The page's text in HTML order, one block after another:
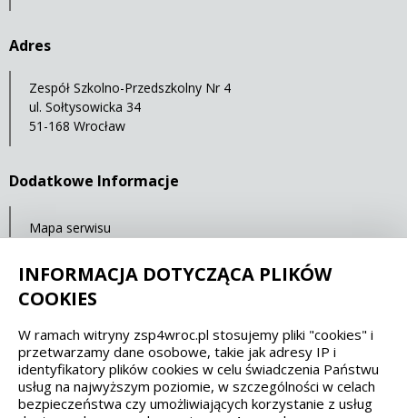
Adres
Zespół Szkolno-Przedszkolny Nr 4
ul. Sołtysowicka 34
51-168 Wrocław
Dodatkowe Informacje
Mapa serwisu
Spełniamy standardy dostępności oraz W3C
WCAG 2.1 SECTION 508 EAA/EN 301549
IS 5568
INFORMACJA DOTYCZĄCA PLIKÓW
COOKIES
W ramach witryny zsp4wroc.pl stosujemy pliki "cookies" i
przetwarzamy dane osobowe, takie jak adresy IP i
identyfikatory plików cookies w celu świadczenia Państwu
usług na najwyższym poziomie, w szczególności w celach
bezpieczeństwa czy umożliwiających korzystanie z usług